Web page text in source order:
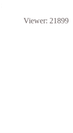
Viewer: 21899